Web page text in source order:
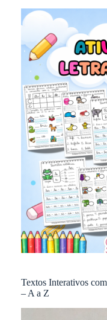
Textos Interativos
– A a Z